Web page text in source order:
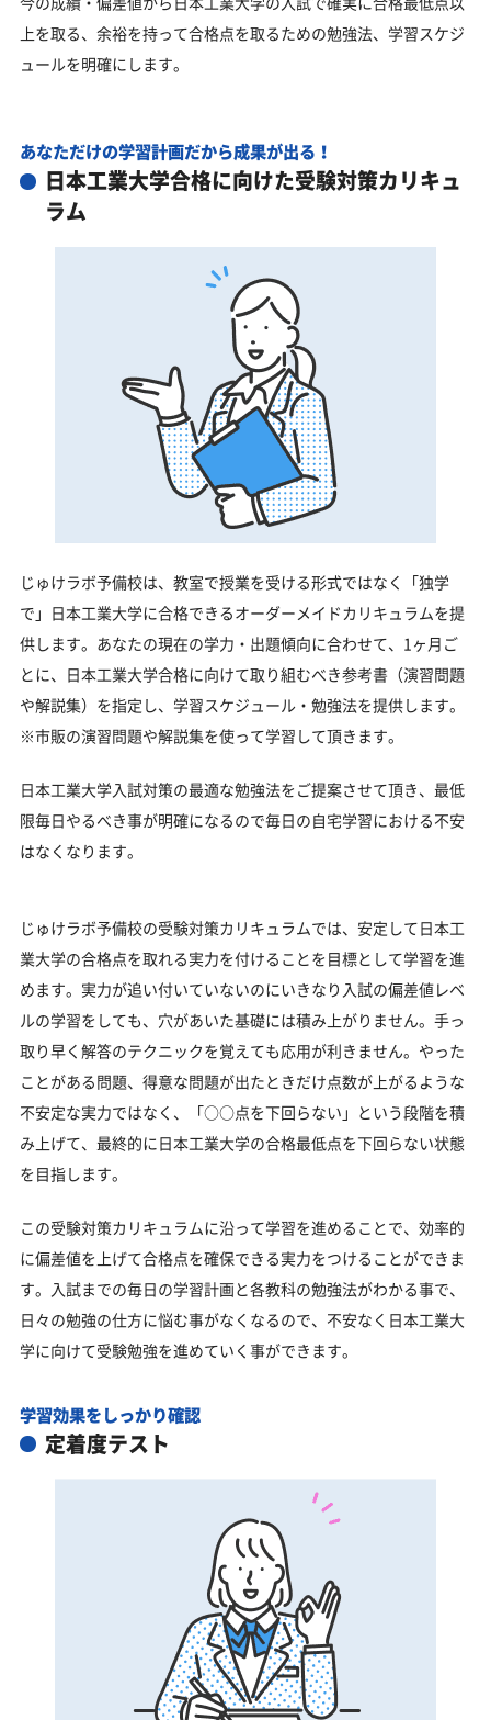
上を取る、余裕を持って合格点を取るための勉強法、学習スケジ
ュールを明確にします。
あなただけの学習計画だから成果が出る！
日本工業大学合格に向けた受験対策カリキュ
ラム
じゅけラボ予備校は、教室で授業を受ける形式ではなく「独学
で」日本工業大学に合格できるオーダーメイドカリキュラムを提
供します。あなたの現在の学力・出題傾向に合わせて、1ヶ月ご
とに、日本工業大学合格に向けて取り組むべき参考書（演習問題
や解説集）を指定し、学習スケジュール・勉強法を提供します。
※市販の演習問題や解説集を使って学習して頂きます。
日本工業大学入試対策の最適な勉強法をご提案させて頂き、最低
限毎日やるべき事が明確になるので毎日の自宅学習における不安
はなくなります。
じゅけラボ予備校の受験対策カリキュラムでは、安定して日本工
業大学の合格点を取れる実力を付けることを目標として学習を進
めます。実力が追い付いていないのにいきなり入試の偏差値レベ
ルの学習をしても、穴があいた基礎には積み上がりません。手っ
取り早く解答のテクニックを覚えても応用が利きません。やった
ことがある問題、得意な問題が出たときだけ点数が上がるような
不安定な実力ではなく、「○○点を下回らない」という段階を積
み上げて、最終的に日本工業大学の合格最低点を下回らない状態
を目指します。
この受験対策カリキュラムに沿って学習を進めることで、効率的
に偏差値を上げて合格点を確保できる実力をつけることができま
す。入試までの毎日の学習計画と各教科の勉強法がわかる事で、
日々の勉強の仕方に悩む事がなくなるので、不安なく日本工業大
学に向けて受験勉強を進めていく事ができます。
学習効果をしっかり確認
定着度テスト